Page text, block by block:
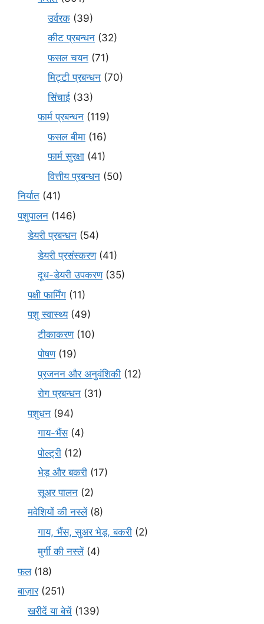
उर्वरक (39)
कीट प्रबन्धन (32)
फसल चयन (71)
मि‌ट्टी प्रबन्धन (70)
सिंचाई (33)
फार्म प्रबन्धन (119)
फसल बीमा (16)
फार्म सुरक्षा (41)
वित्तीय प्रबन्धन (50)
निर्यात (41)
पशुपालन (146)
डेयरी प्रबन्धन (54)
डेयरी प्रसंस्करण(41)
दूध-डेयरी उपकरण(35)
पक्षी फार्मिंग (11)
पशु स्वास्थ्य(49)
टीकाकरण(10)
पोषण(19)
प्रजनन और अनुवंशिकी (12)
रोग प्रबन्धन (31)
पशुधन (94)
गाय-भैंस(4)
पोल्ट्री (12)
भेड़ और बकरी (17)
सूअर पालन (2)
मवेशियों की नस्लें(8)
गाय, भैंस, सुअर भेड़, बकरी (2)
मुर्गी की नस्लें(4)
फल(18)
बाज़ार(251)
खरीदें या बेचें (139)